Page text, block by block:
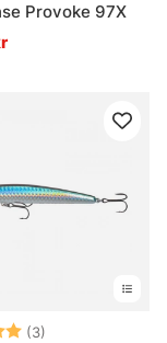
Provoke 97X
(3)